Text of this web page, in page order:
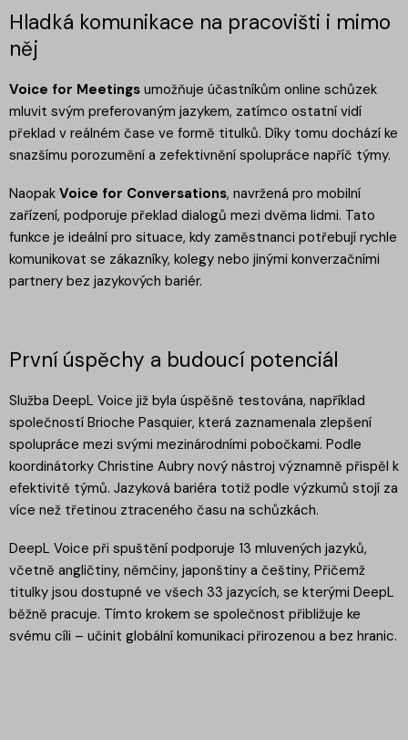
Hladká komunikace na pracovišti i mimo
něj
Voice for Meetings umožňuje účastníkům online schůzek
mluvit svým preferovaným jazykem, zatímco ostatní vidí
překlad v reálném čase ve formě titulků. Díky tomu dochází ke
snazšímu porozumění a zefektivnění spolupráce napříč týmy.
Naopak Voice for Conversations, navržená pro mobilní
zařízení, podporuje překlad dialogů mezi dvěma lidmi. Tato
funkce je ideální pro situace, kdy zaměstnanci potřebují rychle
komunikovat se zákazníky, kolegy nebo jinými konverzačními
partnery bez jazykových bariér.
První úspěchy a budoucí potenciál
Služba DeepL Voice již byla úspěšně testována, například
společností Brioche Pasquier, která zaznamenala zlepšení
spolupráce mezi svými mezinárodními pobočkami. Podle
koordinátorky Christine Aubry nový nástroj významně přispěl k
efektivitě týmů. Jazyková bariéra totiž podle výzkumů stojí za
více než třetinou ztraceného času na schůzkách.
DeepL Voice při spuštění podporuje 13 mluvených jazyků,
včetně angličtiny, němčiny, japonštiny a češtiny, Přičemž
titulky jsou dostupné ve všech 33 jazycích, se kterými DeepL
běžně pracuje. Tímto krokem se společnost přibližuje ke
svému cíli – učinit globální komunikaci přirozenou a bez hranic.